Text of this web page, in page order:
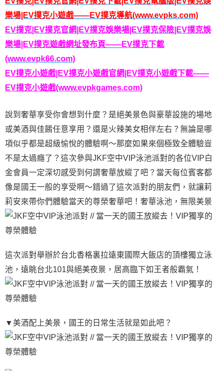
樂場|EV撲克小遊戲——EV撲克導航(www.evpks.com)
EV撲克|EV撲克官網|EV撲克娛樂場|EV撲克保險|EV撲克娛
樂場|EV撲克遊戲網址發布頁——EV撲克下載
(www.evpk66.com)
EV撲克小遊戲|EV撲克小遊戲官網|EV撲克小遊戲下載——
EV撲克小遊戲(www.evpkgames.com)
說到奢華享受你會想到什麼？是絕美景色與豪華設施的場地
或美酒與佳餚任意享用？還是火辣美女相伴左右？無論是哪
項似乎都是超級愉悅的體驗啊～那麼如果來個極致全體驗豈
不是太過癮了？這次參與JKF空中VIP泳池派對的各位VIP白
金會員一定深切感受到何謂奢華放縱了吧？當天每位賓客都
像是國王一般的享受啊～錯過了這次派對的朋友們，就讓莉
莉安來帶你們體驗當天的尊榮奢華吧！奢華泳池，無限美景
這次派對舉辦於台北香格裏拉遠東國際大飯店的頂樓獨立泳
池，遠眺台北101與絕美夜景，居高臨下如王者般霸氣！
▼美酒配上美景，國王的日常生活就是如此吧？